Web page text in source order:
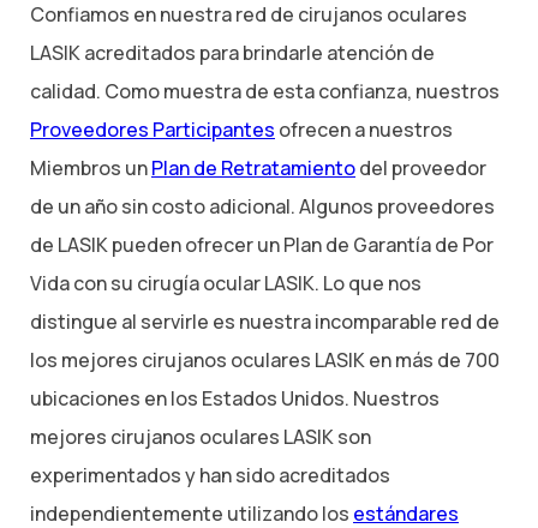
Confiamos en nuestra red de cirujanos oculares
LASIK acreditados para brindarle atención de
calidad. Como muestra de esta confianza, nuestros
Proveedores Participantes ofrecen a nuestros
Miembros unPlan de Retratamientodel proveedor
de un año sin costo adicional. Algunos proveedores
de LASIK pueden ofrecer un Plan de Garantía de Por
Vida con su cirugía ocular LASIK. Lo que nos
distingue al servirle es nuestra incomparable red de
los mejores cirujanos oculares LASIK en más de 700
ubicaciones en los Estados Unidos. Nuestros
mejores cirujanos oculares LASIK son
experimentados y han sido acreditados
independientemente utilizando los estándares